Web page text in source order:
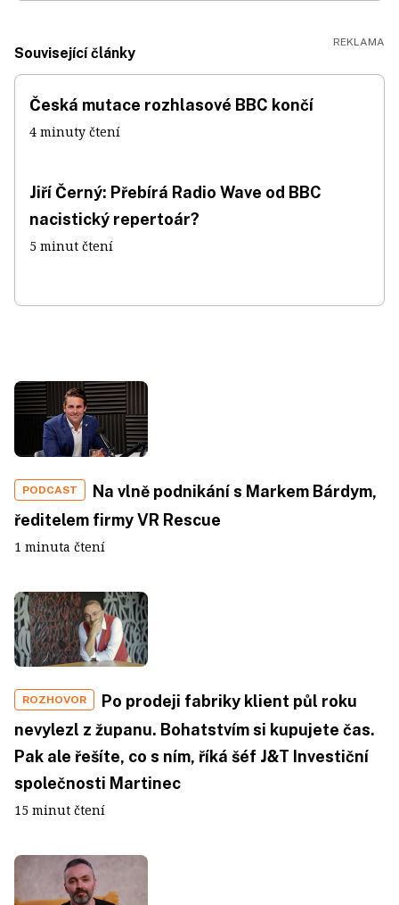
Související články
Česká mutace rozhlasové BBC končí
4 minuty čtení
Jiří Černý: Přebírá Radio Wave od BBC
nacistický repertoár?
5 minut čtení
PODCAST
Na vlně podnikání s Markem Bárdym,
ředitelem firmy VR Rescue
1 minuta čtení
ROZHOVOR
Po prodeji fabriky klient půl roku
nevylezl z županu. Bohatstvím si kupujete čas.
Pak ale řešíte, co s ním, říká šéf J&T Investiční
společnosti Martinec
15 minut čtení